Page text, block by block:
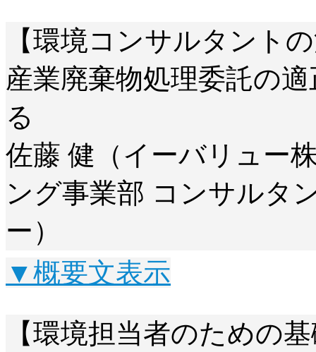
【環境コンサルタント
産業廃棄物処理委託の
る
佐藤 健（イーバリュー
ング事業部 コンサルタ
ー）
▼概要文表示
【環境担当者のための